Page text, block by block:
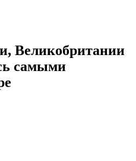
Великобритании
самыми